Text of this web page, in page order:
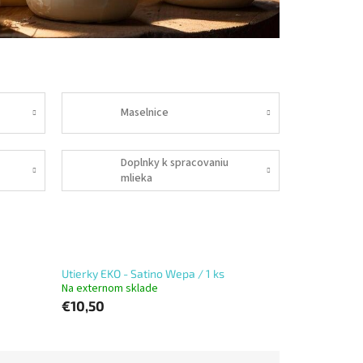
Maselnice
Doplnky k spracovaniu
mlieka
Utierky EKO - Satino Wepa / 1 ks
Na externom sklade
€10,50